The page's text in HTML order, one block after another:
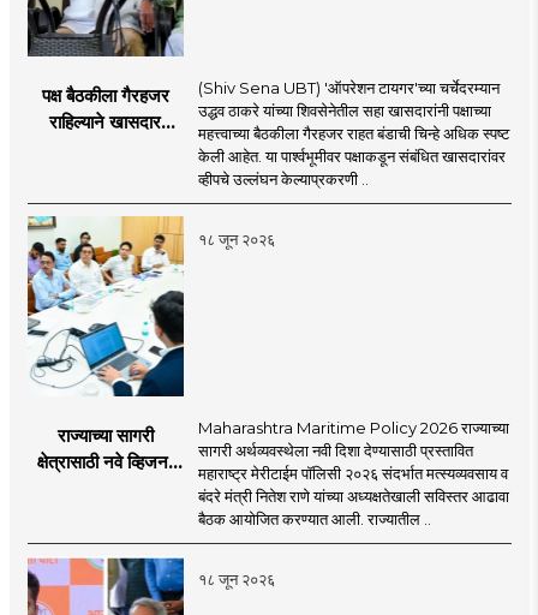
पक्ष बैठकीला गैरहजर
राहिल्याने खासदार
काय सांगतो?
(Shiv Sena UBT) 'ऑपरेशन टायगर'च्या चर्चेदरम्यान
उद्धव ठाकरे यांच्या शिवसेनेतील सहा खासदारांनी पक्षाच्या
महत्त्वाच्या बैठकीला गैरहजर राहत बंडाची चिन्हे अधिक स्पष्ट
केली आहेत. या पार्श्वभूमीवर पक्षाकडून संबंधित खासदारांवर
व्हीपचे उल्लंघन केल्याप्रकरणी ..
१८ जून २०२६
राज्याच्या सागरी
क्षेत्रासाठी नवे व्हिजन;
प्रस्ताव
Maharashtra Maritime Policy 2026 राज्याच्या
सागरी अर्थव्यवस्थेला नवी दिशा देण्यासाठी प्रस्तावित
महाराष्ट्र मेरीटाईम पॉलिसी २०२६ संदर्भात मत्स्यव्यवसाय व
बंदरे मंत्री नितेश राणे यांच्या अध्यक्षतेखाली सविस्तर आढावा
बैठक आयोजित करण्यात आली. राज्यातील ..
१८ जून २०२६